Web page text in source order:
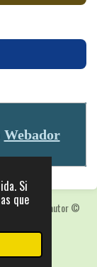
Si
que
Webador
de autor©